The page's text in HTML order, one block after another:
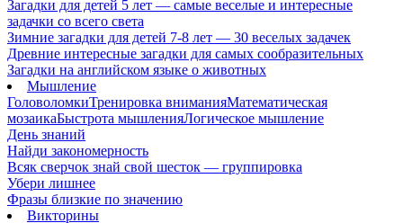
Загадки для детей 5 лет — самые веселые и интересные
задачки со всего света
Зимние загадки для детей 7-8 лет — 30 веселых задачек
Древние интересные загадки для самых сообразительных
Загадки на английском языке о животных
Мышление
ГоловоломкиТренировка вниманияМатематическая
мозаикаБыстрота мышленияЛогическое мышление
День знаний
Найди закономерность
Всяк сверчок знай свой шесток — группировка
Убери лишнее
Фразы близкие по значению
Викторины